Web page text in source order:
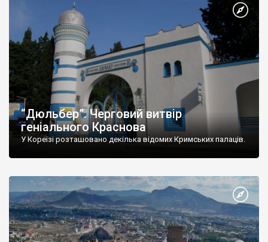
“Дюльбер”. Черговий витвір
геніального Краснова
У Кореїзі розташовано декілька відомих Кримських палаців.